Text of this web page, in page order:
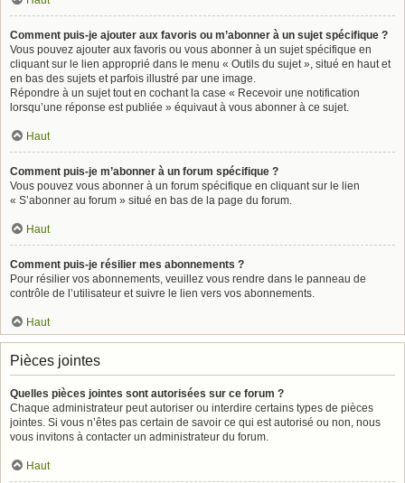
Comment puis-je ajouter aux favoris ou m’abonner à un sujet spécifique ?
Vous pouvez ajouter aux favoris ou vous abonner à un sujet spécifique en
cliquant sur le lien approprié dans le menu « Outils du sujet », situé en haut et
en bas des sujets et parfois illustré par une image.
Répondre à un sujet tout en cochant la case « Recevoir une notification
lorsqu’une réponse est publiée » équivaut à vous abonner à ce sujet.
Haut
Comment puis-je m’abonner à un forum spécifique ?
Vous pouvez vous abonner à un forum spécifique en cliquant sur le lien
« S’abonner au forum » situé en bas de la page du forum.
Haut
Comment puis-je résilier mes abonnements ?
Pour résilier vos abonnements, veuillez vous rendre dans le panneau de
contrôle de l’utilisateur et suivre le lien vers vos abonnements.
Haut
Pièces jointes
Quelles pièces jointes sont autorisées sur ce forum ?
Chaque administrateur peut autoriser ou interdire certains types de pièces
jointes. Si vous n’êtes pas certain de savoir ce qui est autorisé ou non, nous
vous invitons à contacter un administrateur du forum.
Haut